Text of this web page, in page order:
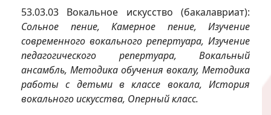
53.03.03 Вокальное искусство (бакалавриат):
Сольное пение, Камерное пение, Изучение
современного вокального репертуара, Изучение
педагогического репертуара, Вокальный
ансамбль, Методика обучения вокалу, Методика
работы с детьми в классе вокала, История
вокального искусства, Оперный класс.